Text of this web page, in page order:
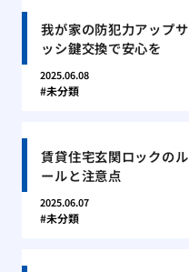
我が家の防犯力アップサ
ッシ鍵交換で安心を
2025.06.08
未分類
賃貸住宅玄関ロックのル
ールと注意点
2025.06.07
未分類